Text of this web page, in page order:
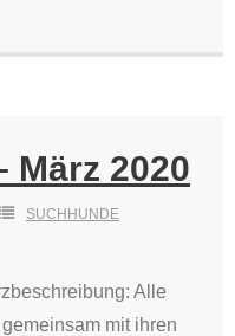
März 2020
SUCHHUNDE
Alle
mit ihren